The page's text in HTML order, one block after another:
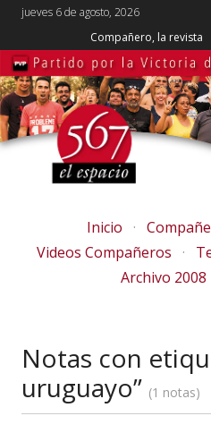
jueves 6 de agosto, 2026
Compañero, la revista
Inicio
Videos Compañeros
Archivo 2008
Notas con
uruguayo”
1 notas